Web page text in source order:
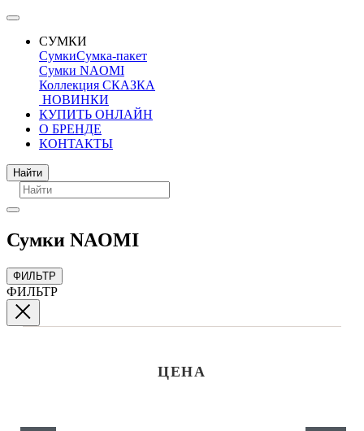
СУМКИ
СумкиСумка-пакет
Сумки NAOMI
Коллекция СКАЗКА
НОВИНКИ
КУПИТЬ ОНЛАЙН
О БРЕНДЕ
КОНТАКТЫ
Поиск
Найти
Сумки NAOMI
ФИЛЬТР
ФИЛЬТР
ЦЕНА